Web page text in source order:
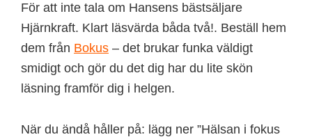
För att inte tala om Hansens bästsäljare
Hjärnkraft. Klart läsvärda båda två!. Beställ hem
dem från Bokus – det brukar funka väldigt
smidigt och gör du det dig har du lite skön
läsning framför dig i helgen.
När du ändå håller på: lägg ner ”Hälsan i fokus